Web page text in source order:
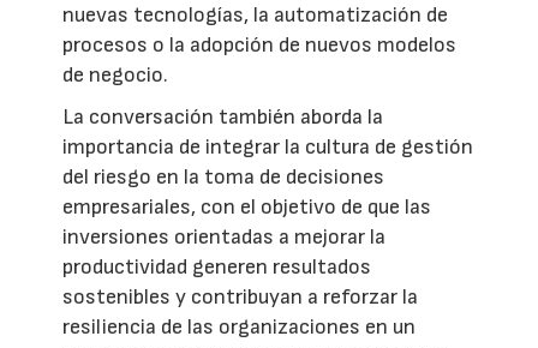
nuevas tecnologías, la automatización de
procesos o la adopción de nuevos modelos
de negocio.
La conversación también aborda la
importancia de integrar la cultura de gestión
del riesgo en la toma de decisiones
empresariales, con el objetivo de que las
inversiones orientadas a mejorar la
productividad generen resultados
sostenibles y contribuyan a reforzar la
resiliencia de las organizaciones en un